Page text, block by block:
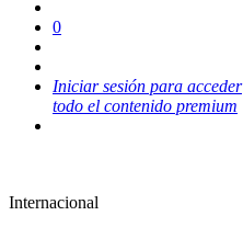
0
Iniciar sesión para acceder
todo el contenido premium
Internacional